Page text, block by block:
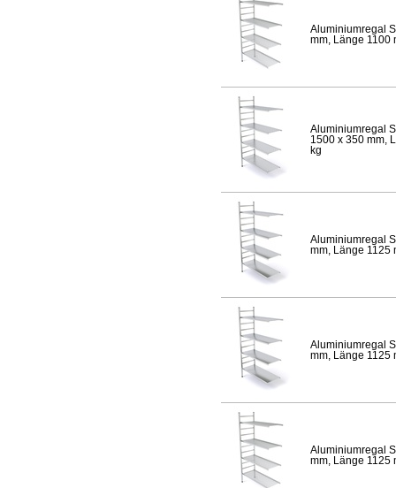
Aluminiumregal
mm, Länge 1100
Aluminiumregal
1500 x 350 mm,
kg
Aluminiumregal
mm, Länge 1125
Aluminiumregal
mm, Länge 1125
Aluminiumregal
mm, Länge 1125